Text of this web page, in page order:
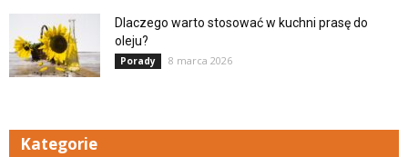
Dlaczego warto stosować w kuchni prasę do
oleju?
Porady 8 marca 2026
Kategorie